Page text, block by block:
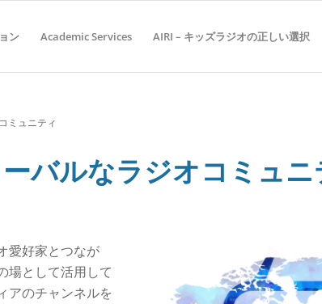
ン Academic Services AIRI – キッズラジオの正しい選択
ミュニティ
バルなラジオコミュニ
愛好家とつなが
場として活用して
アのチャンネルを